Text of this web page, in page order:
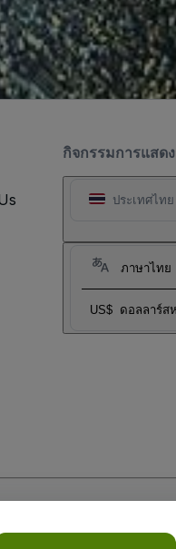
กิจกรรมการแสด
ประเทศไทย
ภาษาไทย
US$ ดอลลาร์ส